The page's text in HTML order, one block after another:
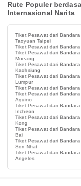
Rute Populer
Internasional Narita
Tiket Pesawat dari
Taoyuan Taipei
Tiket Pesawat dari
Tiket Pesawat dari
Mueang
Tiket Pesawat dari
Kaohsiung
Tiket Pesawat dari
Lumpur
Tiket Pesawat dari
Tiket Pesawat dari
Aquino
Tiket Pesawat dari
Incheon
Tiket Pesawat dari
Kong
Tiket Pesawat dari
Bai
Tiket Pesawat dari
Son Nhat
Tiket Pesawat dari
Angeles